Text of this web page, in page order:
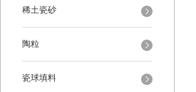
稀土瓷砂
陶粒
瓷球填料